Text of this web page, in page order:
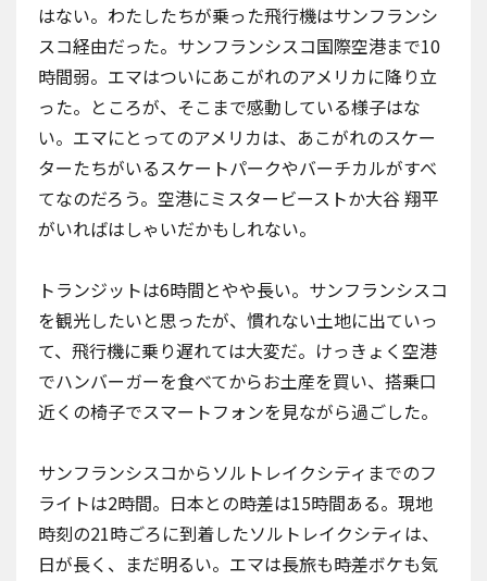
はない。わたしたちが乗った飛行機はサンフランシ
スコ経由だった。サンフランシスコ国際空港まで10
時間弱。エマはついにあこがれのアメリカに降り立
った。ところが、そこまで感動している様子はな
い。エマにとってのアメリカは、あこがれのスケー
ターたちがいるスケートパークやバーチカルがすべ
てなのだろう。空港にミスタービーストか大谷 翔平
がいればはしゃいだかもしれない。
トランジットは6時間とやや長い。サンフランシスコ
を観光したいと思ったが、慣れない土地に出ていっ
て、飛行機に乗り遅れては大変だ。けっきょく空港
でハンバーガーを食べてからお土産を買い、搭乗口
近くの椅子でスマートフォンを見ながら過ごした。
サンフランシスコからソルトレイクシティまでのフ
ライトは2時間。日本との時差は15時間ある。現地
時刻の21時ごろに到着したソルトレイクシティは、
日が長く、まだ明るい。エマは長旅も時差ボケも気